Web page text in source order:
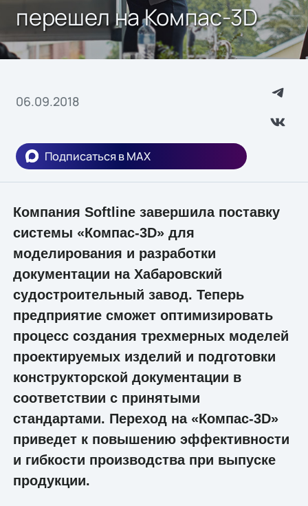
перешел на Компас-3D
06.09.2018
Подписаться в MAX
Компания Softline завершила поставку
системы «Компас-3D» для
моделирования и разработки
документации на Хабаровский
судостроительный завод. Теперь
предприятие сможет оптимизировать
процесс создания трехмерных моделей
проектируемых изделий и подготовки
конструкторской документации в
соответствии с принятыми
стандартами. Переход на «Компас-3D»
приведет к повышению эффективности
и гибкости производства при выпуске
продукции.